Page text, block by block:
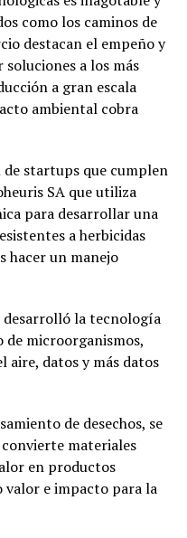
como los caminos de
destacan el empeño y
a los más
a gran escala
ambiental cobra
startups que cumplen
SA que utiliza
para desarrollar una
a herbicidas
hacer un manejo
la tecnología
microorganismos,
aire, datos y más datos
de desechos, se
convierte materiales
en productos
valor e impacto para la